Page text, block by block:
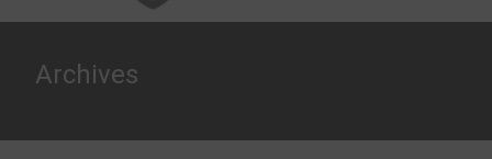
Archives